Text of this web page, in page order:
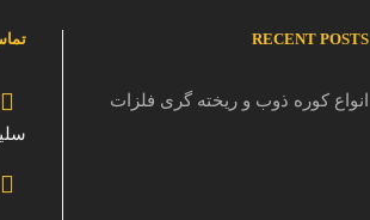
RECENT POSTS
انواع کوره ذوب و ریخته گری فلزات